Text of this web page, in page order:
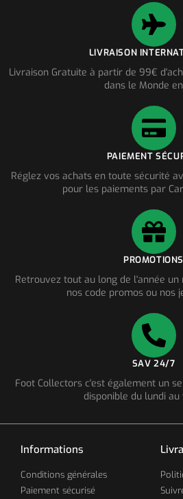
LIVRAISON
Livraison Gratuite à partir de 99€
dans le Monde
PAIEMENT
Réglez vos achats en toute sécurité
pour les paiements par
PROMOTIONS
Retrouvez tout au long de l'année
nos code promos ou nos
SAV 24/7
Foot Collectors c'est également un
disponible du lundi au
Informations
Conditions générales
Paiement sécurisé